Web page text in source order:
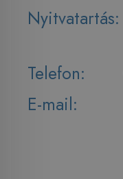
Nyitvatartás:
Telefon:
E-mail: